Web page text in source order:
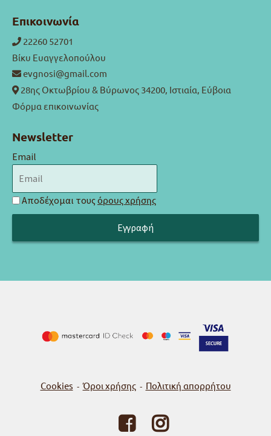
Επικοινωνία
22260 52701
Βίκυ Ευαγγελοπούλου
evgnosi@gmail.com
28ης Οκτωβρίου & Βύρωνος 34200, Ιστιαία, Εύβοια
Φόρμα επικοινωνίας
Newsletter
Email
Αποδέχομαι τους όρους χρήσης
Cookies - Όροι χρήσης - Πολιτική απορρήτου